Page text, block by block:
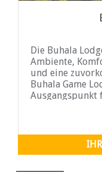
Die Buhala
Ambiente,
und eine
Buhala Game
Ausgangspunkt
geführte Safaris